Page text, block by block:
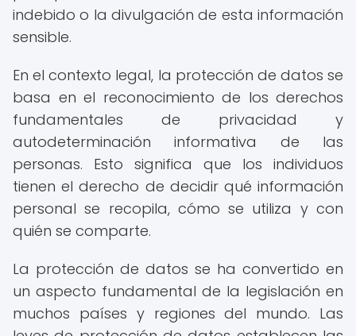
indebido o la divulgación de esta información
sensible.
En el contexto legal, la protección de datos se
basa en el reconocimiento de los derechos
fundamentales de privacidad y
autodeterminación informativa de las
personas. Esto significa que los individuos
tienen el derecho de decidir qué información
personal se recopila, cómo se utiliza y con
quién se comparte.
La protección de datos se ha convertido en
un aspecto fundamental de la legislación en
muchos países y regiones del mundo. Las